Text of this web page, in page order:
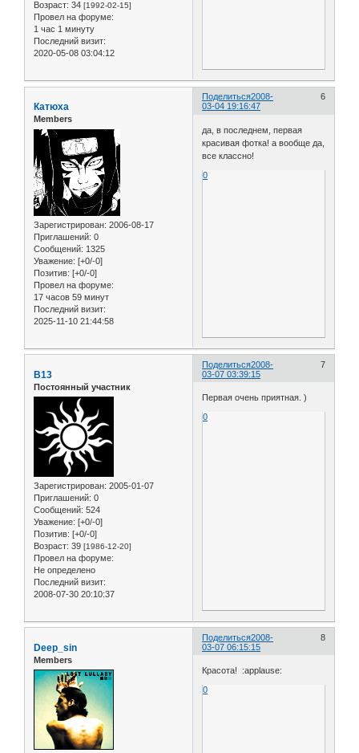
Возраст: 34 [1992-02-15]
Провел на форуме:
1 час 1 минуту
Последний визит:
2020-05-08 03:04:12
Поделиться 6
2008-
03-04 19:16:47
Катюха
Members
Зарегистрирован: 2006-08-17
Приглашений: 0
Сообщений: 1325
Уважение: [+0/-0]
Позитив: [+0/-0]
Провел на форуме:
17 часов 59 минут
Последний визит:
2025-11-10 21:44:58
да, в последнем, первая
красивая фотка! а вообще да,
все классно!
0
Поделиться 7
2008-
03-07 03:39:15
B13
Постоянный участник
Зарегистрирован: 2005-01-07
Приглашений: 0
Сообщений: 524
Уважение: [+0/-0]
Позитив: [+0/-0]
Возраст: 39 [1986-12-20]
Провел на форуме:
Не определено
Последний визит:
2008-07-30 20:10:37
Первая очень приятная. )
0
Поделиться 8
2008-
03-07 06:15:15
Deep_sin
Members
Красота! :applause:
0